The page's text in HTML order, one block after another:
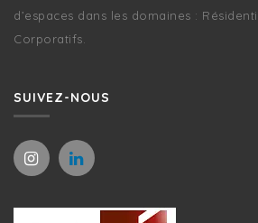
d’espaces dans les domaines :
Corporatifs.
SUIVEZ-NOUS